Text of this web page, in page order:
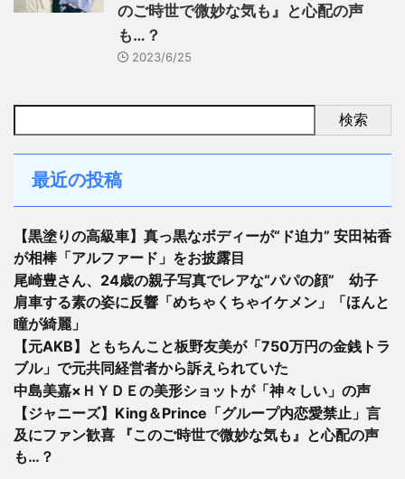
のご時世で微妙な気も』と心配の声
も…？
2023/6/25
検索
最近の投稿
【黒塗りの高級車】真っ黒なボディーが“ド迫力” 安田祐香
が相棒「アルファード」をお披露目
尾崎豊さん、24歳の親子写真でレアな“パパの顔” 幼子
肩車する素の姿に反響「めちゃくちゃイケメン」「ほんと
瞳が綺麗」
【元AKB】ともちんこと板野友美が「750万円の金銭トラ
ブル」で元共同経営者から訴えられていた
中島美嘉×ＨＹＤＥの美形ショットが「神々しい」の声
【ジャニーズ】King＆Prince「グループ内恋愛禁止」言
及にファン歓喜 『このご時世で微妙な気も』と心配の声
も…？